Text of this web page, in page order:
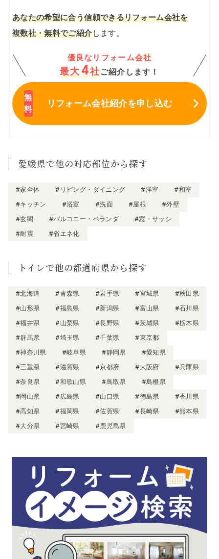
あなたの希望に合う信頼できるリフォーム会社を
複数社・無料でご紹介します。
優良なリフォーム会社
最大 4社 ご紹介します！
リフォーム会社紹介を申し込む
愛媛県で他の対応部位から探す
#家全体 #リビング・ダイニング #洋室
#和室
#キッチン
#浴室 #洗面 #屋根
#外壁
#玄関
#バルコニー・ベランダ
#窓・サッシ
#耐震
#省エネ化
トイレで他の都道府県から探す
#北海道 #青森県 #岩手県 #宮城県
#秋田県
#山形県
#福島県 #新潟県 #富山県
#石川県
#福井県
#山梨県 #長野県 #茨城県
#栃木県
#群馬県
#埼玉県 #千葉県
#東京都
#神奈川県
#岐阜県 #静岡県
#愛知県
#三重県
#滋賀県 #京都府 #大阪府
#兵庫県
#奈良県
#和歌山県 #鳥取県
#島根県
#岡山県
#広島県 #山口県 #徳島県
#香川県
#高知県
#福岡県 #佐賀県 #長崎県
#熊本県
#大分県
#宮崎県 #鹿児島県